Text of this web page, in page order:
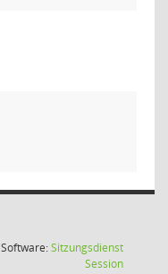
Software:Sitzungsdienst
Session(Wird in